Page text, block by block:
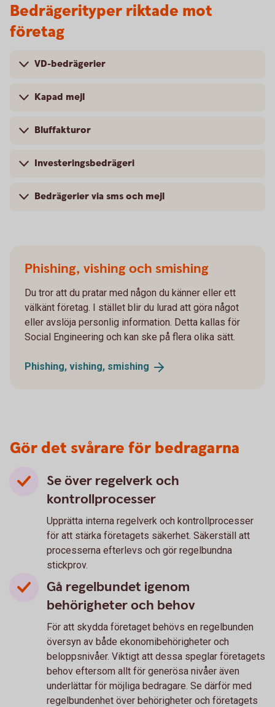
Bedrägerityper riktade mot
företag
VD-bedrägerier
Kapad mejl
Bluffakturor
Investeringsbedrägeri
Bedrägerier via sms och mejl
Phishing, vishing och smishing
Du tror att du pratar med någon du känner eller ett
välkänt företag. I stället blir du lurad att göra något
eller avslöja personlig information. Detta kallas för
Social Engineering och kan ske på flera olika sätt.
Phishing, vishing, smishing
Gör det svårare för bedragarna
Se över regelverk och
kontrollprocesser
Upprätta interna regelverk och kontrollprocesser
för att stärka företagets säkerhet. Säkerställ att
processerna efterlevs och gör regelbundna
stickprov.
Gå regelbundet igenom
behörigheter och behov
För att skydda företaget behövs en regelbunden
översyn av både ekonomibehörigheter och
beloppsnivåer. Viktigt att dessa speglar företagets
behov eftersom allt för generösa nivåer även
underlättar för möjliga bedragare. Se därför med
regelbundenhet över behörigheter och företagets